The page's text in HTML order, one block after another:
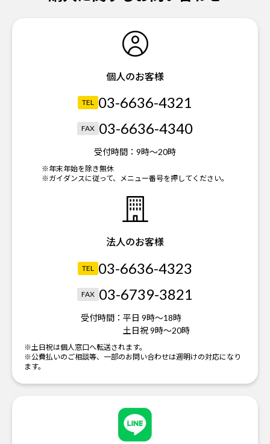
個人のお客様
TEL 03-6636-4321
FAX 03-6636-4340
受付時間： 9時～20時
※年末年始を除き無休
※ガイダンスに従って、メニュー番号を押してください。
法人のお客様
TEL 03-6636-4323
FAX 03-6739-3821
受付時間： 平日 9時～18時
土日祝 9時～20時
※土日祝は個人窓口へ転送されます。
※公費払いのご相談等、一部のお問い合わせは週明けの対応になり
ます。